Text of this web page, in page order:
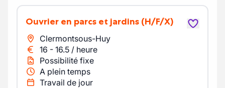
Ouvrier en parcs et jardins (H/F/X)
Clermontsous-Huy
16 - 16.5 / heure
Possibilité fixe
A plein temps
Travail de jour